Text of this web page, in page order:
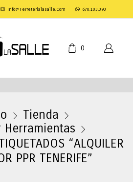
Info@ferreterialasalle.com 670.103.393
0
Tienda
Herramientas
“ALQUILER
PPR TENERIFE”